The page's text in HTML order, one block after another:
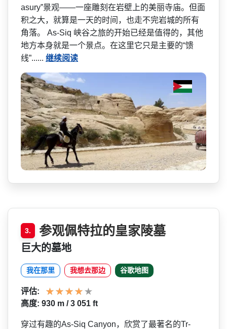
asury”景观——一座雕刻在岩壁上的美丽寺庙­。但面
积之大，就算是一天的时间，也走不完岩城的所­有
角落。 As-Siq 峡谷之旅的开始已经是值得的­，其他
地方本身就是一个景点。在这里它只是主要的“­馈
线”...... 继续阅读
3. 参观佩特拉的皇家陵墓
巨大的墓地
我在那里 我想去那边 谷歌地图
评估:
高度: 930 m / 3 051 ft
穿过有趣的As-Siq Canyon，欣赏了最著名的Tr­